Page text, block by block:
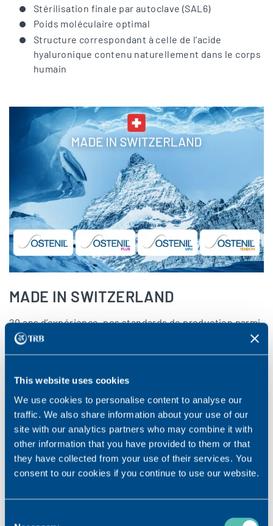
This website uses cookies
We use cookies to personalise content to analyse our
traffic. We also share information about your use of our
site with our analytics partners who may combine it with
other information that you have provided to them or that
they have collected from your use of their services. You
consent to our cookies if you continue to use our website.
Stérilisation finale par autoclave (SAL6)
Poids moléculaire optimal
Structure correspondant à celle de l’acide
hyaluronique contenu naturellement dans le corps
humain
MADE IN SWITZERLAND
20 ans d’expérience, nos standards de production parmi
les plus élevés et des contrôles-qualité fréquents vous
garantissent une préparation de premier ordre.
TÉLÉCHARGER